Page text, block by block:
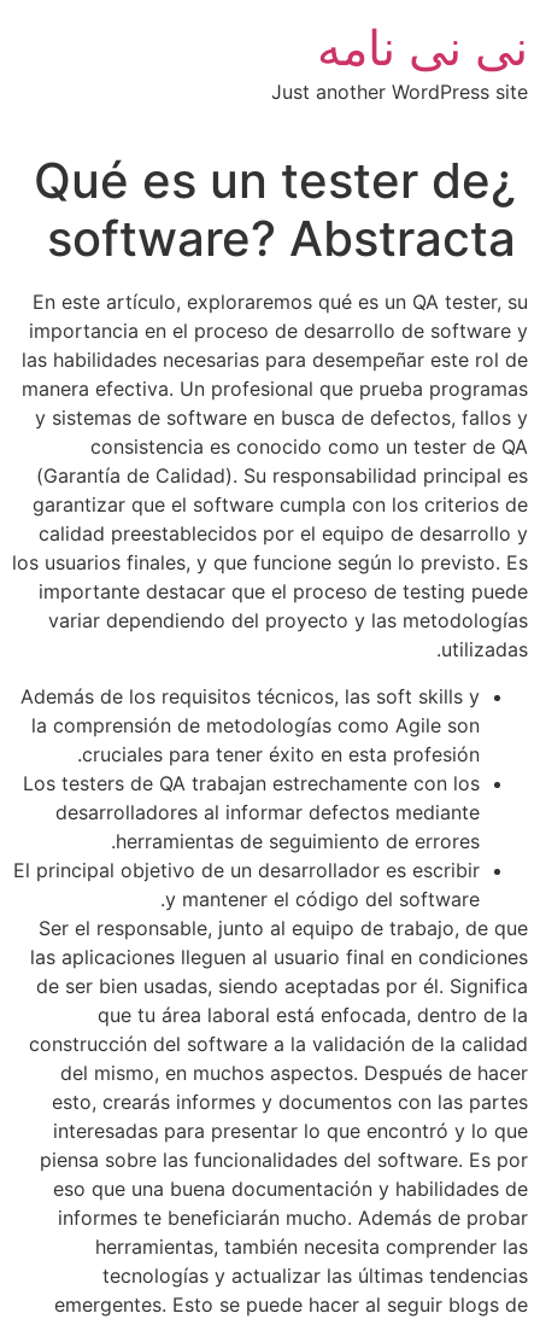
Just
¿Qué es un
software?
En este artículo, exploraremos qué es
importancia en el proceso de
las habilidades necesarias para
manera efectiva. Un profesional que
y sistemas de software en busca de
consistencia es conocido como
(Garantía de Calidad). Su
garantizar que el software cumpla
calidad preestablecidos por el
los usuarios finales, y que funcione
importante destacar que el proceso
variar dependiendo del proyecto y
Además de los requisitos técnicos, las
la comprensión de metodologías
cruciales para tener éxito en
Los testers de QA trabajan
desarrolladores al informar
herramientas de seguimiento
El principal objetivo de un desarrollador
y mantener el código
Ser el responsable, junto al equipo
las aplicaciones lleguen al usuario
de ser bien usadas, siendo
que tu área laboral está
construcción del software a la
del mismo, en muchos aspectos.
esto, crearás informes y
interesadas para presentar lo que
piensa sobre las funcionalidades del
eso que una buena documentación
informes te beneficiarán mucho.
herramientas, también
tecnologías y actualizar las
emergentes. Esto se puede hacer